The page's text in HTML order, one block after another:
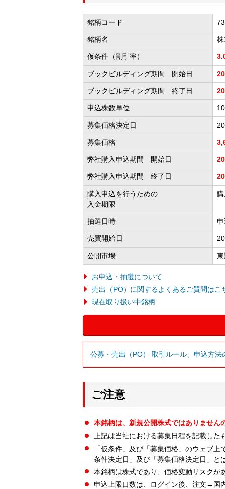
銘柄コード
銘柄名
仮条件（割引率）
ブックビルディング期間 開始日
ブックビルディング期間 終了日
申込株数単位
募集価格決定日
募集価格
弊社購入申込期間 開始日
弊社購入申込期間 終了日
購入申込を行うための
入金期限
抽選日時
売買開始日
公開市場
お申込・抽選について
売出（PO）に関するよくあるご質問はこ
現在取り扱い中銘柄
公募・売出（PO） 取引ルール、申込方法
ご注意
本銘柄は、新規公開株式ではありません
上記は当社における募集日程を記載した
「仮条件」及び「募集価格」のウェブ
条件決定日」及び「募集価格決定日」と
本銘柄は株式であり、価格変動リスクが
申込上限口数は、ログイン後、注文→